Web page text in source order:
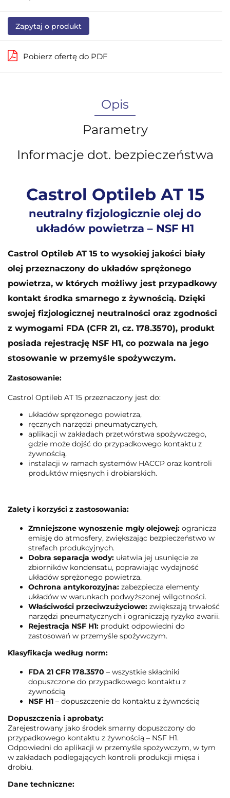
Zapytaj o produkt
Pobierz ofertę do PDF
Opis
Parametry
Informacje dot. bezpieczeństwa
Castrol Optileb AT 15
neutralny fizjologicznie olej do
układów powietrza – NSF H1
Castrol Optileb AT 15 to wysokiej jakości biały
olej przeznaczony do układów sprężonego
powietrza, w których możliwy jest przypadkowy
kontakt środka smarnego z żywnością. Dzięki
swojej fizjologicznej neutralności oraz zgodności
z wymogami FDA (CFR 21, cz. 178.3570), produkt
posiada rejestrację NSF H1, co pozwala na jego
stosowanie w przemyśle spożywczym.
Zastosowanie:
Castrol Optileb AT 15 przeznaczony jest do:
układów sprężonego powietrza,
ręcznych narzędzi pneumatycznych,
aplikacji w zakładach przetwórstwa spożywczego,
gdzie może dojść do przypadkowego kontaktu z
żywnością,
instalacji w ramach systemów HACCP oraz kontroli
produktów mięsnych i drobiarskich.
Zalety i korzyści z zastosowania:
Zmniejszone wynoszenie mgły olejowej: ogranicza
emisję do atmosfery, zwiększając bezpieczeństwo w
strefach produkcyjnych.
Dobra separacja wody: ułatwia jej usunięcie ze
zbiorników kondensatu, poprawiając wydajność
układów sprężonego powietrza.
Ochrona antykorozyjna: zabezpiecza elementy
układów w warunkach podwyższonej wilgotności.
Właściwości przeciwzużyciowe: zwiększają trwałość
narzędzi pneumatycznych i ograniczają ryzyko awarii.
Rejestracja NSF H1: produkt odpowiedni do
zastosowań w przemyśle spożywczym.
Klasyfikacja według norm:
FDA 21 CFR 178.3570 – wszystkie składniki
dopuszczone do przypadkowego kontaktu z
żywnością
NSF H1 – dopuszczenie do kontaktu z żywnością
Dopuszczenia i aprobaty:
Zarejestrowany jako środek smarny dopuszczony do
przypadkowego kontaktu z żywnością – NSF H1.
Odpowiedni do aplikacji w przemyśle spożywczym, w tym
w zakładach podlegających kontroli produkcji mięsa i
drobiu.
Dane techniczne: